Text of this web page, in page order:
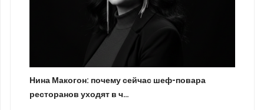
Нина Макогон: почему сейчас шеф-повара
ресторанов уходят в ч…